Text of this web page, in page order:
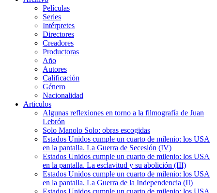
Películas
Series
Intérpretes
Directores
Creadores
Productoras
Año
Autores
Calificación
Género
Nacionalidad
Articulos
Algunas reflexiones en torno a la filmografía de Juan
Lebrón
Solo Manolo Solo: obras escogidas
Estados Unidos cumple un cuarto de milenio: los USA
en la pantalla. La Guerra de Secesión (IV)
Estados Unidos cumple un cuarto de milenio: los USA
en la pantalla. La esclavitud y su abolición (III)
Estados Unidos cumple un cuarto de milenio: los USA
en la pantalla. La Guerra de la Independencia (II)